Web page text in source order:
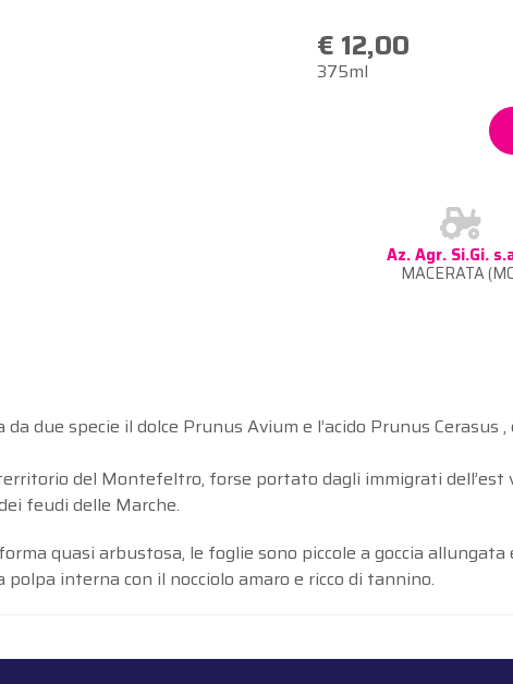
€ 12,00
375ml
Az. Agr. Si.Gi.
MACERATA
due specie il dolce Prunus Avium e l’acido Prunus Cerasus
del Montefeltro, forse portato dagli immigrati
feudi delle Marche.
quasi arbustosa, le foglie sono piccole a goccia
interna con il nocciolo amaro e ricco di tannino.